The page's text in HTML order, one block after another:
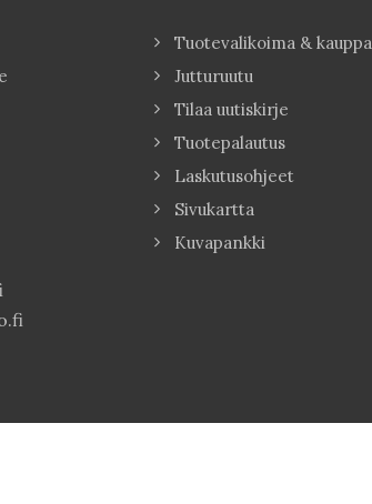
Tuotevalikoima & kauppa
Jutturuutu
Tilaa uutiskirje
Tuotepalautus
Laskutusohjeet
Sivukartta
Kuvapankki